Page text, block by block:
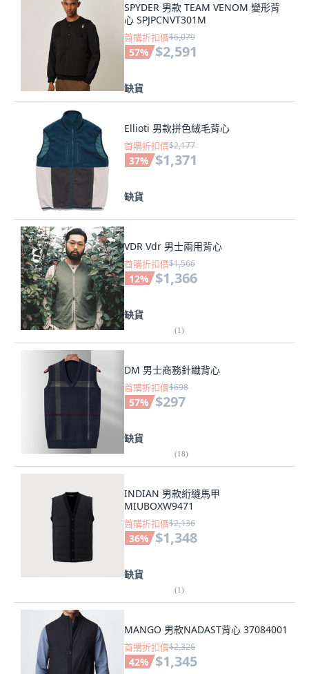
SPYDER 男款 TEAM VENOM 變形背
心 SPJPCNVT301M
首購折扣價$6,079
57% $2,591
缺貨
Ellioti 男款拼色絨毛背心
首購折扣價$2,177
37% $1,371
缺貨
VDR Vdr 男士兩用背心
首購折扣價$1,566
12% $1,366
缺貨
(1)
DM 男士商務針織背心
首購折扣價$698
57% $297
缺貨
(18)
INDIAN 男款絎縫馬甲
MIUBOXW9471
首購折扣價$2,136
36% $1,348
缺貨
(1)
MANGO 男款NADAST背心 37084001
首購折扣價$2,326
42% $1,345